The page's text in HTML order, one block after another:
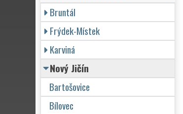
Bruntál
Frýdek-Místek
Karviná
Nový Jičín
Bartošovice
Bílovec